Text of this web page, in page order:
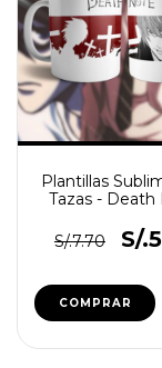
Plantillas
Tazas - Death
S/.7.70 S/